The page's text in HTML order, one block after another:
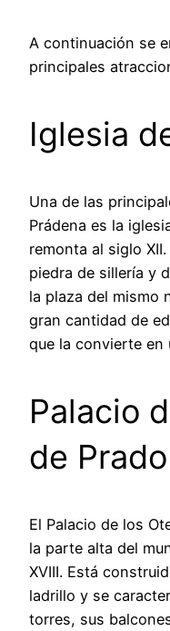
A continuación se
principales
Iglesia
Una de las
Prádena es la
remonta al siglo
piedra de sillería y
la plaza del mismo
gran cantidad de
que la convierte en
Palacio
de Prado
El Palacio de los
la parte alta del
XVIII. Está
ladrillo y se
torres, sus